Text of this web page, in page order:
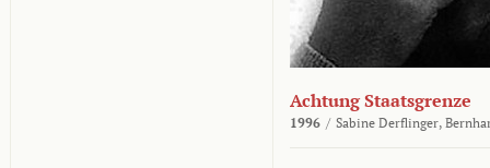
Achtung Staatsgrenze
1996 / Sabine Derflinger,